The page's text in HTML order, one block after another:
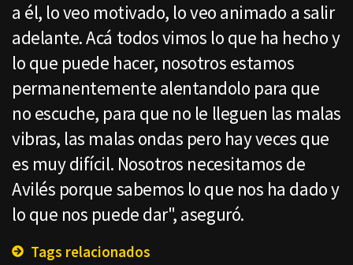
a él, lo veo motivado, lo veo animado a salir
adelante. Acá todos vimos lo que ha hecho y
lo que puede hacer, nosotros estamos
permanentemente alentandolo para que
no escuche, para que no le lleguen las malas
vibras, las malas ondas pero hay veces que
es muy difícil. Nosotros necesitamos de
Avilés porque sabemos lo que nos ha dado y
lo que nos puede dar", aseguró.
Tags relacionados